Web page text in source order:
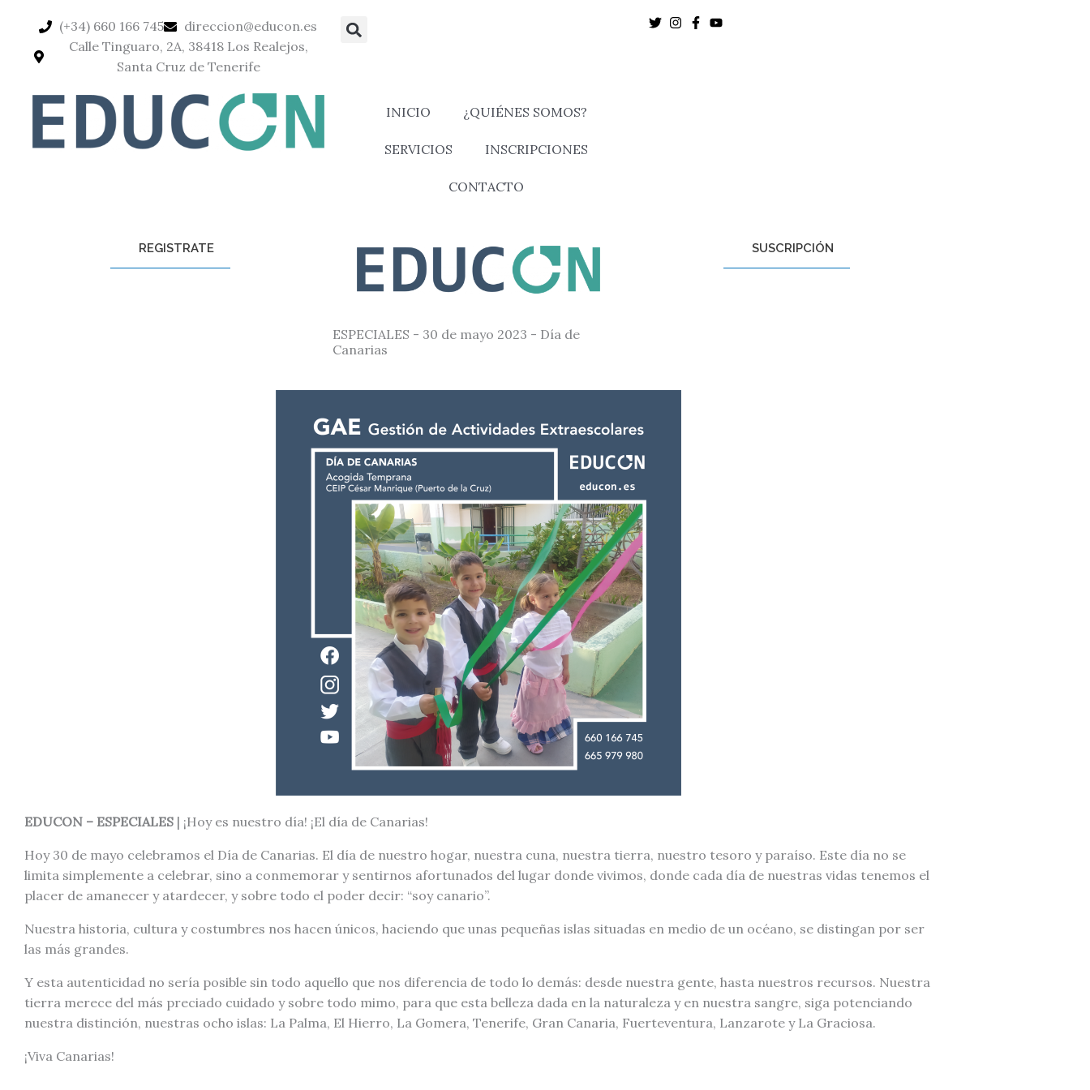
contenido
(+34) 660 166 745
direccion@educon.es
Calle Tinguaro, 2A, 38418 Los Realejos,
Santa Cruz de Tenerife
INICIO ¿QUIÉNES SOMOS?
SERVICIOS INSCRIPCIONES
CONTACTO
REGISTRATE SUSCRIPCIÓN
ESPECIALES - 30 de mayo 2023 - Día de
Canarias
EDUCON – ESPECIALES | ¡Hoy es nuestro día! ¡El día de Canarias!
Hoy 30 de mayo celebramos el Día de Canarias. El día de nuestro hogar, nuestra cuna, nuestra tierra, nuestro tesoro y paraíso. Este día no se
limita simplemente a celebrar, sino a conmemorar y sentirnos afortunados del lugar donde vivimos, donde cada día de nuestras vidas tenemos el
placer de amanecer y atardecer, y sobre todo el poder decir: “soy canario”.
Nuestra historia, cultura y costumbres nos hacen únicos, haciendo que unas pequeñas islas situadas en medio de un océano, se distingan por ser
las más grandes.
Y esta autenticidad no sería posible sin todo aquello que nos diferencia de todo lo demás: desde nuestra gente, hasta nuestros recursos. Nuestra
tierra merece del más preciado cuidado y sobre todo mimo, para que esta belleza dada en la naturaleza y en nuestra sangre, siga potenciando
nuestra distinción, nuestras ocho islas: La Palma, El Hierro, La Gomera, Tenerife, Gran Canaria, Fuerteventura, Lanzarote y La Graciosa.
¡Viva Canarias!